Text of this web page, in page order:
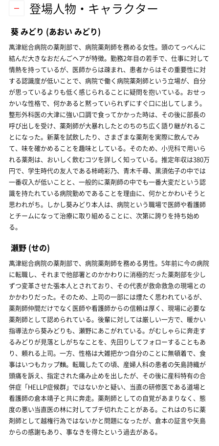
登場人物・キャラクター
葵 みどり (あおい みどり)
萬津総合病院の薬剤部で、病院薬剤師を務める女性。頭のてっぺんに
結んだ大きなおだんごヘアが特徴。勤務2年目の若手で、仕事に対して
情熱を持っているが、医師からは疎まれ、患者からはその重要性に対
する認識度が低いことで、病院で働く病院薬剤師という立場が、自分
が思っているよりも低く感じられることに疑問を抱いている。おせっ
かいな性格で、何かあると黙っていられずにすぐ口に出してしまう。
整形外科医の大津に強い口調で食ってかかった時は、その後に部長の
呼び出しを受け、薬剤師が大暴れしたとのちのち広く語り継がれるこ
とになった。新薬を試飲したり、さまざまな薬剤を実際に飲んでみ
て、味を確かめることを趣味としている。そのため、小児科で用いら
れる薬剤は、おいしく飲むコツを詳しく知っている。推定年収は380万
円で、学生時代の友人である柿崎彩乃、青木千尋、黒須佑子の中では
一番収入が低いことと、一般的に薬剤師の中でも一番大変だという認
識を持たれている病院勤めであることを理由に、何かとかわいそうと
思われがち。しかし葵みどり本人は、病院という職場で医師や看護師
とチームになって治療に取り組めることに、次第に誇りを持ち始め
る。
瀬野 (せの)
萬津総合病院の薬剤部で、病院薬剤師を務める男性。5年前に今の病院
に転職し、それまで他部署とのかかわりに消極的だった薬剤部を少し
ずつ変革させた張本人とされており、その代表が救命救急の現場との
かかわりだった。そのため、上司の一部には煙たく思われているが、
薬剤師仲間だけでなく医師や看護師からの信頼は厚く、現場に必要な
薬剤師として認められている。後輩に対しては厳しい一方で、暖かい
指導法から葵みどりも、瀬野にあこがれている。がむしゃらに奔走す
るみどりが見落としがちなことを、先回りしてフォローすることもあ
り、頼れる上司。一方、性格は大雑把かつ自分のことに無頓着で、食
事はいつもカップ麵。転職したての頃、産婦人科の患者の矢島詩織が
頭痛を訴え、指定された痛み止めを出したが、その後に産科特有の合
併症「HELLP症候群」ではないかと疑い、当直の研修医である道場と
看護師の倉本靖子と共に奔走。薬剤師としての自覚があまりなく、態
度の悪い当直医の林に対してブチ切れたことがある。これはのちに薬
剤師として越権行為ではないかと問題になったが、倉本の証言や矢島
からの感謝もあり、事なきを得たという過去がある。